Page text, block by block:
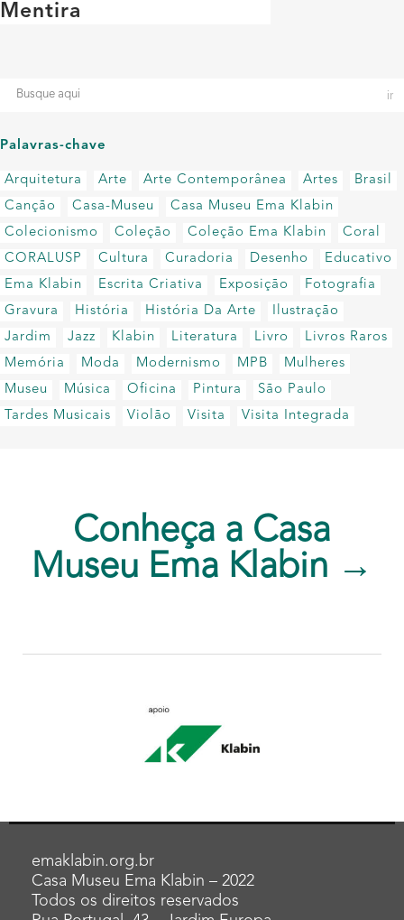
Mentira
Palavras-chave
Arquitetura Arte Arte Contemporânea Artes
Brasil
Canção
Casa-Museu
Casa Museu Ema Klabin
Colecionismo
Coleção Coleção Ema Klabin
Coral
CORALUSP
Cultura Curadoria Desenho
Educativo
Ema Klabin
Escrita Criativa Exposição
Fotografia
Gravura
História História Da Arte
Ilustração
Jardim
Jazz Klabin Literatura Livro
Livros Raros
Memória
Moda Modernismo MPB
Mulheres
Museu
Música Oficina Pintura
São Paulo
Tardes Musicais
Violão Visita Visita Integrada
Conheça a Casa
Museu Ema Klabin →
emaklabin.org.br
Casa Museu Ema Klabin – 2022
Todos os direitos reservados